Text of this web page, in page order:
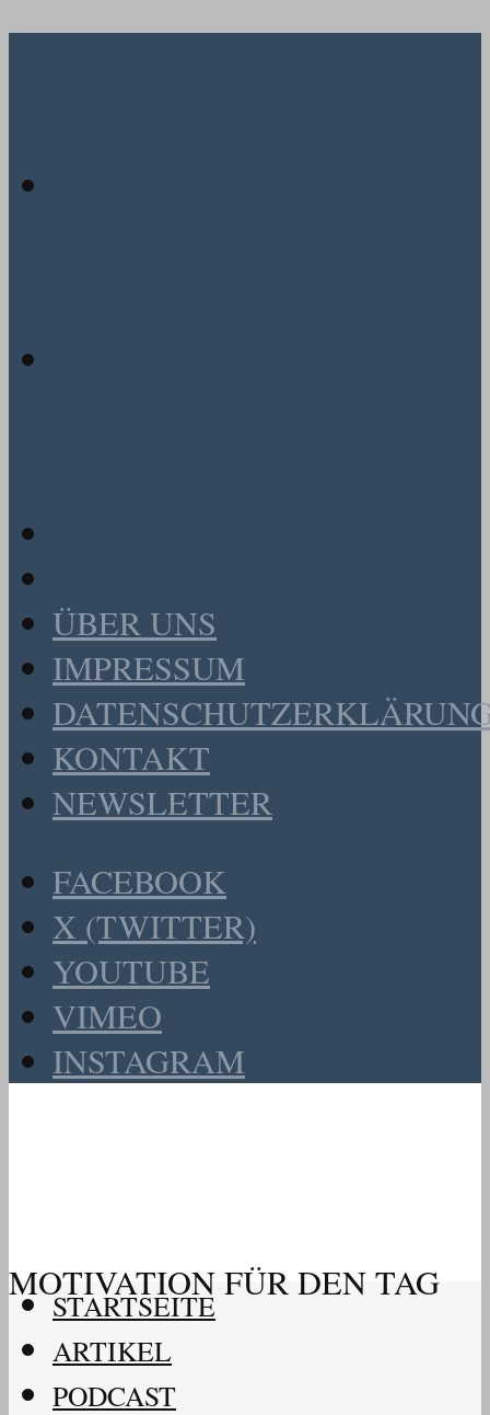
ÜBER UNS
IMPRESSUM
KONTAKT
NEWSLETTER
FACEBOOK
X (TWITTER)
YOUTUBE
VIMEO
INSTAGRAM
MOTIVATION FÜR DEN TAG
STARTSEITE
ARTIKEL
PODCAST